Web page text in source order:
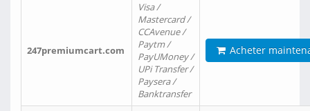
247premiumcart.com
Visa /
Mastercard /
CCAvenue /
Paytm /
PayUMoney /
UPi Transfer /
Paysera /
Banktransfer
Acheter